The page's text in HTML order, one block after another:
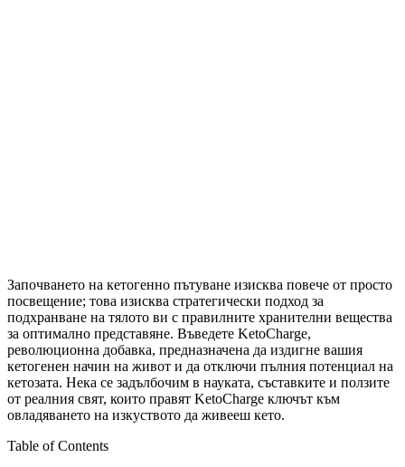
Започването на кетогенно пътуване изисква повече от просто
посвещение; това изисква стратегически подход за
подхранване на тялото ви с правилните хранителни вещества
за оптимално представяне. Въведете KetoCharge,
революционна добавка, предназначена да издигне вашия
кетогенен начин на живот и да отключи пълния потенциал на
кетозата. Нека се задълбочим в науката, съставките и ползите
от реалния свят, които правят KetoCharge ключът към
овладяването на изкуството да живееш кето.
Table of Contents